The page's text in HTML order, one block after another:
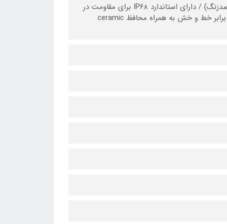
ساختار بدنه: فلز و شیشه (قاب جلو و پشت شیشه‌ای با فریمی از جنس فولاد ضدزنگ) / دارای استاندارد IP۶۸ برای مقاومت در
برابر آب (به مدت ۳۰ دقیقه در عمق ۶ متر) / صفحه نمایش با شیشه مقاوم در برابر خط و خش به همراه محافظ ceramic